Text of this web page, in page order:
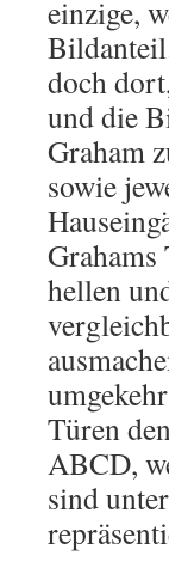
einzige,
doch
und die
Graham
sowie
hellen
Türen
ABCD,
sind